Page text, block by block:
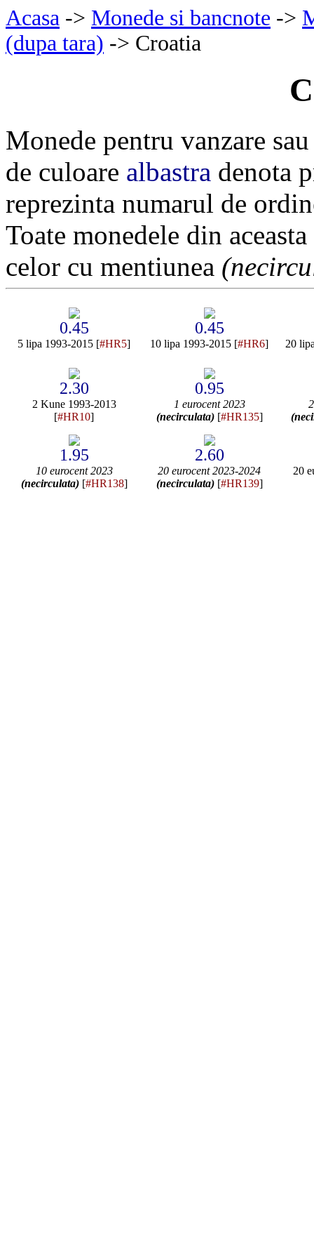
Acasa -> Monede si bancnote ->
(dupa tara) -> Croatia
Monede pentru vanzare
de culoare albastra denota
reprezinta numarul de
Toate monedele din
celor cu mentiunea
0.45
5 lipa 1993-2015 [#HR5]
0.45
10 lipa 1993-2015 [#HR6] 20
2.30
2 Kune 1993-2013
[#HR10]
0.95
1 eurocent 2023
(necirculata)[#HR135]
1.95
10 eurocent 2023
(necirculata)[#HR138]
2.60
20 eurocent 2023-2024
(necirculata)[#HR139]
20